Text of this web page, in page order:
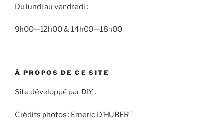
Du lundi au vendredi :
9h00—12h00 & 14h00—18h00
À PROPOS DE CE SITE
Site développé par DIY .
Crédits photos : Emeric D’HUBERT